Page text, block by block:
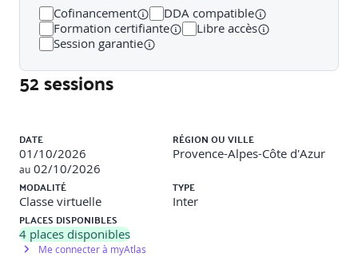
à recruter
Identifier les clés de réussite d'un projet autour du
Machine Learning
Comprendre les concepts d’apprentissage
Learning
Déroulement de la formation :
Histoire du Machine Learning et contexte du Big Data
Les données à disposition : collecte et préparation
Cofinancement
DDA compatible
Formation certifiante
Libre accès
Session garantie
52 sessions
DATE
01/10/2026
au 02/10/2026
RÉGION OU VILLE
Provence-Alpes-Côte d'Azur
MODALITÉ
Classe virtuelle
TYPE
Inter
PLACES DISPONIBLES
4 places disponibles
Me connecter à myAtlas